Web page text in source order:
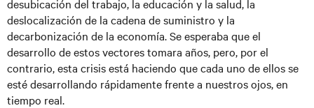
desubicación del trabajo, la educación y la salud, la
deslocalización de la cadena de suministro y la
decarbonización de la economía. Se esperaba que el
desarrollo de estos vectores tomara años, pero, por el
contrario, esta crisis está haciendo que cada uno de ellos se
esté desarrollando rápidamente frente a nuestros ojos, en
tiempo real.